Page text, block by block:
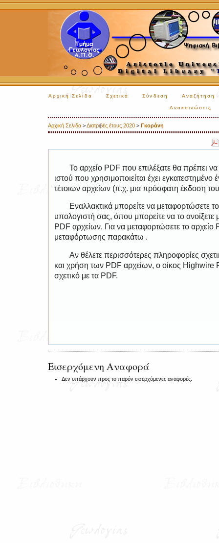
Αρχική Σελίδα Σχετικά Σύνδεση Αναζήτηση
Ανακοινώσεις
Αρχική Σελίδα >Διατριβές έτους 2020 > Γκοράνη
Το αρχείο PDF που επιλέξατε θα πρέπει
ιστού που χρησιμοποιείται έχει
τέτοιων αρχείων (π.χ. μια πρόσφατη έκδοση
Εναλλακτικά μπορείτε να μεταφορτώσετε
υπολογιστή σας, όπου μπορείτε να το
PDF αρχείων. Για να μεταφορτώσετε το
μεταφόρτωσης παρακάτω .
Αν θέλετε περισσότερες πληροφορίες
και χρήση των PDF αρχείων, ο οίκος Highwire
σχετικό με τα PDF.
Εισερχόμενη Αναφορά
Δεν υπάρχουν προς το παρόν εισερχόμενες αναφορές.